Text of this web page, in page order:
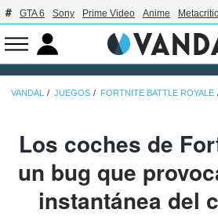
GTA 6 Sony Prime Video Anime Metacritic
VANDAL JUEGOS FORTNITE BATTLE ROYALE
Los coches de
un bug que
instantánea del